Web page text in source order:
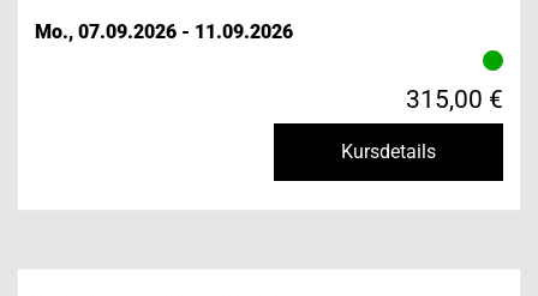
Mo., 07.09.2026 - 11.09.2026
315,00 €
Kursdetails